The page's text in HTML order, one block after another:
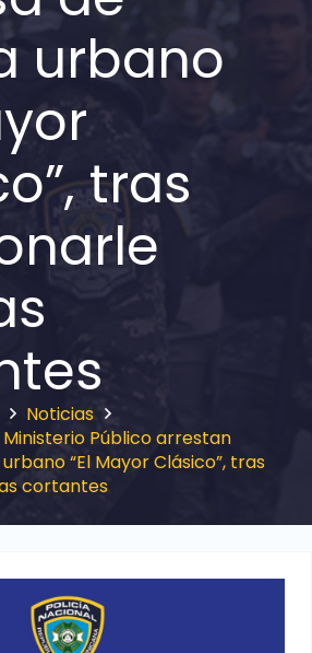
urbano
tras
Noticias
Público arrestan
“El Mayor Clásico”, tras
cortantes